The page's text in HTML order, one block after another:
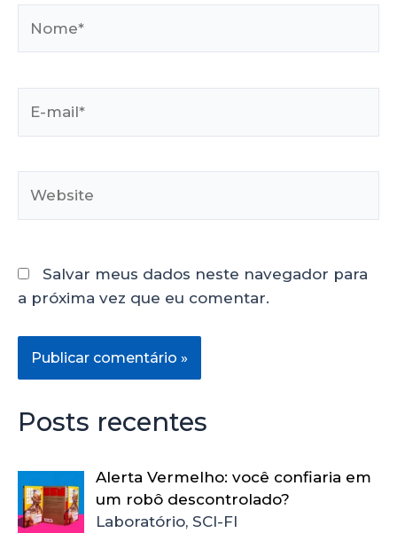
Salvar meus dados neste navegador para
a próxima vez que eu comentar.
Posts recentes
Alerta Vermelho: você confiaria em
um robô descontrolado?
Laboratório, SCI-FI